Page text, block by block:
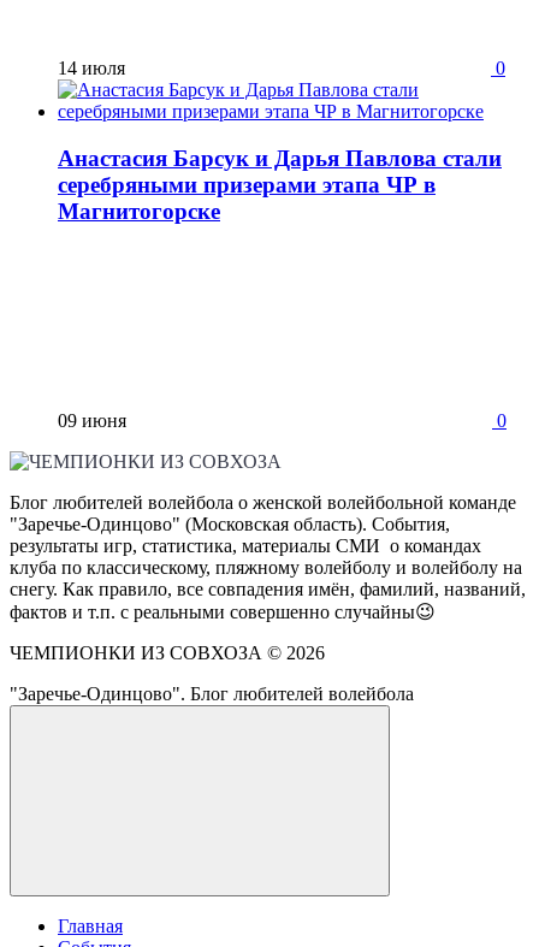
14 июля 0
Анастасия Барсук и Дарья Павлова стали
серебряными призерами этапа ЧР в
Магнитогорске
09 июня 0
Блог любителей волейбола о женской волейбольной команде
"Заречье-Одинцово" (Московская область). События,
результаты игр, статистика, материалы СМИ о командах
клуба по классическому, пляжному волейболу и волейболу на
снегу. Как правило, все совпадения имён, фамилий, названий,
фактов и т.п. с реальными совершенно случайны😉
ЧЕМПИОНКИ ИЗ СОВХОЗА © 2026
"Заречье-Одинцово". Блог любителей волейбола
Главная